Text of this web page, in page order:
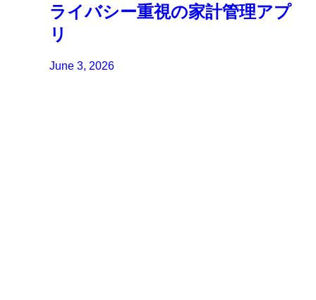
ライバシー重視の家計管理アプ
リ
June 3, 2026